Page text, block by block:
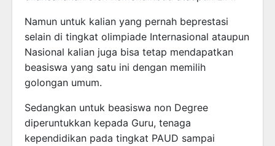
Namun untuk kalian yang pernah beprestasi
selain di tingkat olimpiade Internasional ataupun
Nasional kalian juga bisa tetap mendapatkan
beasiswa yang satu ini dengan memilih
golongan umum.
Sedangkan untuk beasiswa non Degree
diperuntukkan kepada Guru, tenaga
kependidikan pada tingkat PAUD sampai